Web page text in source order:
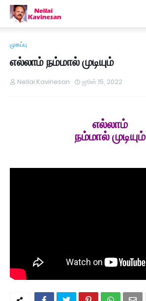
முகப்பு
எல்லாம் நம்மால் முடியும்
Nellai Kavinesan ஜூன் 15, 2022
எல்லாம்
நம்மால் முடியும்